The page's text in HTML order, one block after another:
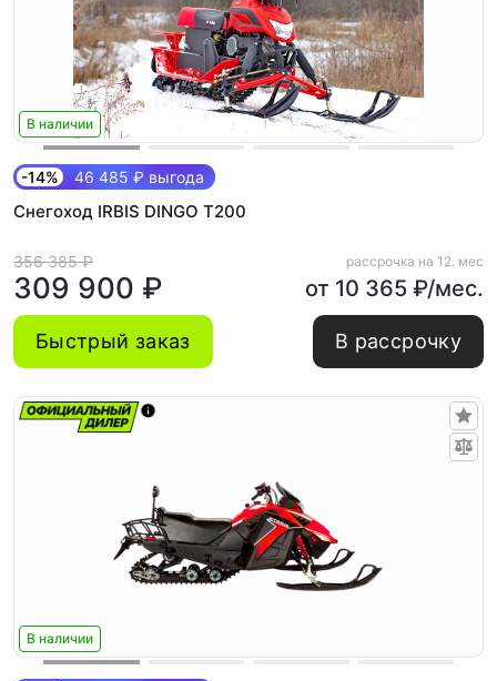
В наличии
-14% 46 485 ₽ выгода
Снегоход IRBIS DINGO T200
356 385 ₽
309 900 ₽
рассрочка на 12. мес
от 10 365 ₽/мес.
Быстрый заказ В рассрочку
В наличии